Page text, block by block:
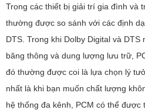
Trong các thiết bị giải trí gia đình và
thường được so sánh với các định
DTS. Trong khi Dolby Digital và DTS
băng thông và dung lượng lưu trữ,
đó thường được coi là lựa chọn lý
nhất là khi bạn muốn chất lượng
hệ thống đa kênh, PCM có thể được